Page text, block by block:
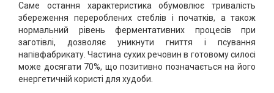
Саме остання характеристика обумовлює тривалість
збереження перероблених стеблів і початків, а також
нормальний рівень ферментативних процесів при
заготівлі, дозволяє уникнути гниття і псування
напівфабрикату. Частина сухих речовин в готовому силосі
може досягати 70%, що позитивно позначається на його
енергетичній користі для худоби.